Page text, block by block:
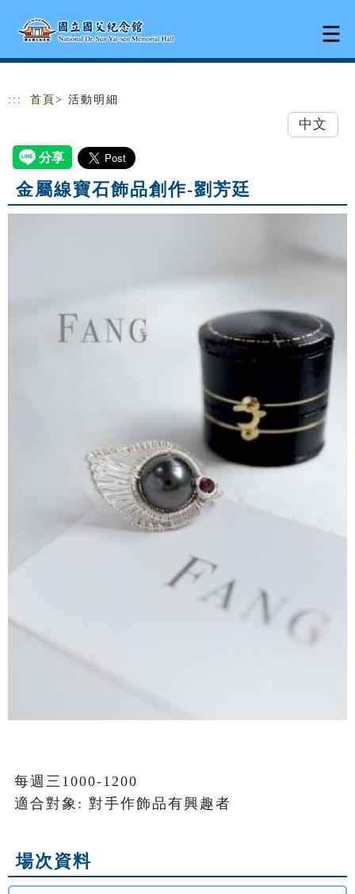
::: 首頁 > 活動明細
中文
金屬線寶石飾品創作-劉芳廷
每週三1000-1200
適合對象: 對手作飾品有興趣者
場次資料